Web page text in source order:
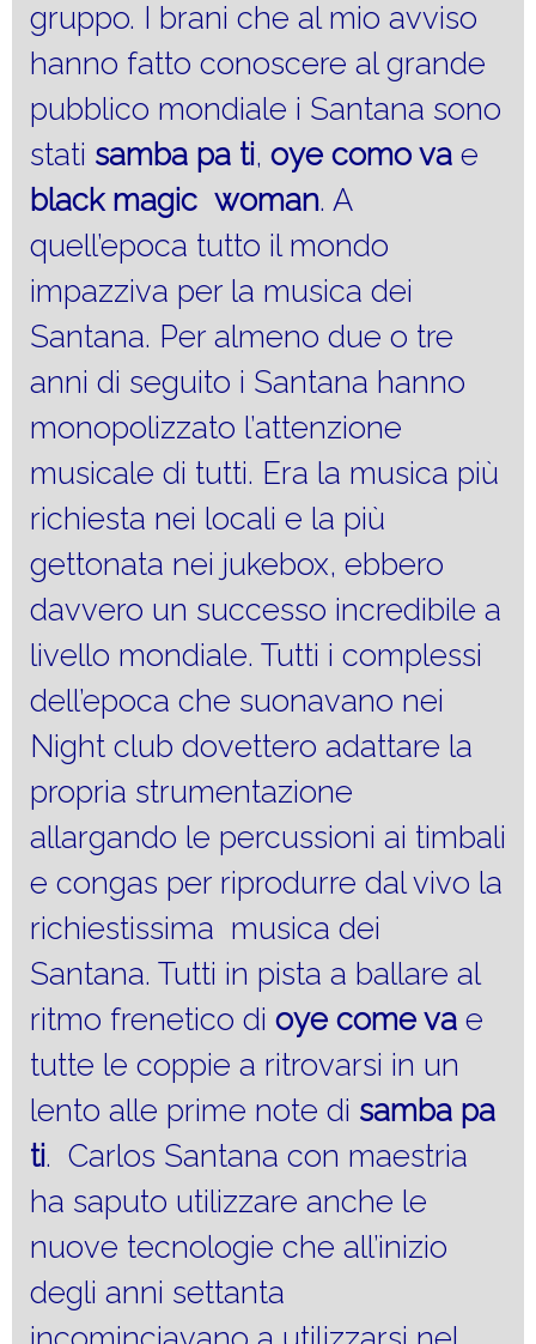
gruppo. I brani che al mio avviso
hanno fatto conoscere al grande
pubblico mondiale i Santana sono
stati samba pa ti, oye como va e
black magic woman. A
quell’epoca tutto il mondo
impazziva per la musica dei
Santana. Per almeno due o tre
anni di seguito i Santana hanno
monopolizzato l’attenzione
musicale di tutti. Era la musica più
richiesta nei locali e la più
gettonata nei jukebox, ebbero
davvero un successo incredibile a
livello mondiale. Tutti i complessi
dell’epoca che suonavano nei
Night club dovettero adattare la
propria strumentazione
allargando le percussioni ai timbali
e congas per riprodurre dal vivo la
richiestissima musica dei
Santana. Tutti in pista a ballare al
ritmo frenetico di oye come va e
tutte le coppie a ritrovarsi in un
lento alle prime note di samba pa
ti. Carlos Santana con maestria
ha saputo utilizzare anche le
nuove tecnologie che all’inizio
degli anni settanta